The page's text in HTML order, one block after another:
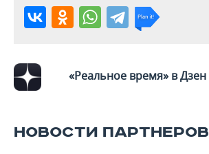
ФИГУРНОЕ КАТАНИЕ
ХОККЕЙ С МЯЧОМ
МЕДИЦИНА
ПРОИСШЕСТВИЯ«Реальное время» в Дзен
НОВОСТИ ПАРТНЕРОВ